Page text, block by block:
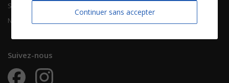
Songbooks
Nouvelles partitions
Mentions légales
Vie privée
Suivez-nous
Continuer sans accepter